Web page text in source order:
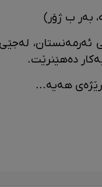
بەر ب ژۆر)
ئەرمەنستان،
دەهێنرێت.
هەیە...